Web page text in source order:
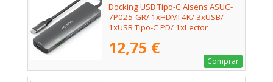
Docking USB Tipo-C Aisens ASUC-
7P025-GR/ 1xHDMI 4K/ 3xUSB/
1xUSB Tipo-C PD/ 1xLector
12,75 €
Comprar